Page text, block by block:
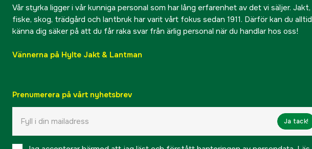
Vår styrka ligger i vår kunniga personal som har lång erfarenhet av det vi säljer. Jakt,
fiske, skog, trädgård och lantbruk har varit vårt fokus sedan 1911. Därför kan du alltid
känna dig säker på att du får raka svar från ärlig personal när du handlar hos oss!
Vännerna på Hylte Jakt & Lantman
Prenumerera på vårt nyhetsbrev
Ja tack!